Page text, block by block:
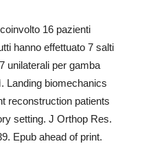
16 pazienti
hanno effettuato 7 salti
unilaterali per gamba
Landing biomechanics
reconstruction patients
setting. J Orthop Res.
Epub ahead of print.